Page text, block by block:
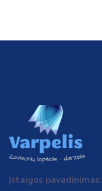
Įstaigos pavadinimas: